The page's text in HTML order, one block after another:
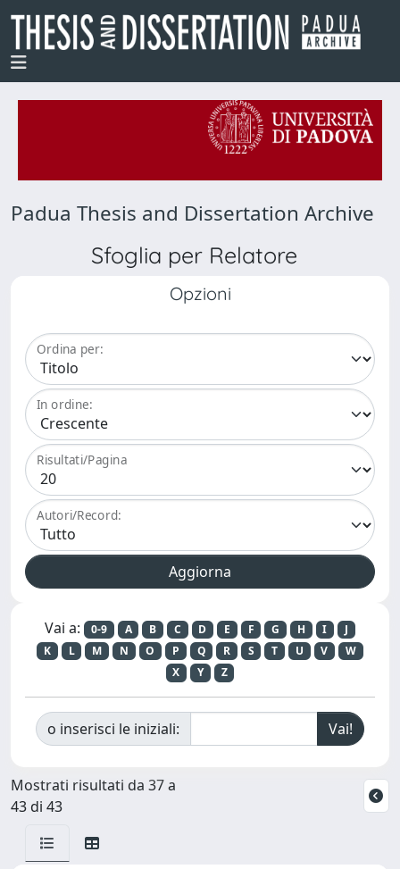
Padua Thesis and Dissertation Archive
Sfoglia per Relatore
Opzioni
Ordina per:
In ordine:
Risultati/Pagina
Autori/Record:
Vai a: 0-9 A B C D E F G H I
J
K
L M N O P Q R S T U V
W
X
Y Z
o inserisci le iniziali:
Mostrati risultati da 37 a
43 di 43